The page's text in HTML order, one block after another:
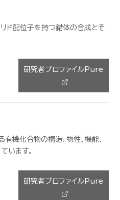
リド配位子を持つ錯体の合成とそ
研究者プロファイルPure
機化合物の構造、物性、機能、
います。
研究者プロファイルPure